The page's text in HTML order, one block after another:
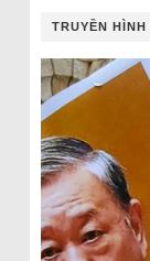
TRUYỀN HÌNH